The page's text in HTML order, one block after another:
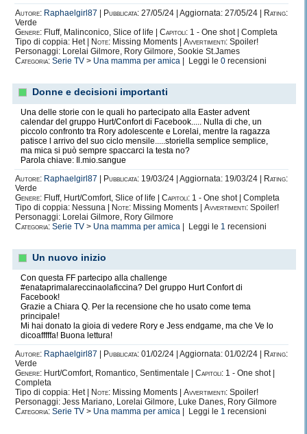
Autore: Raphaelgirl87 Pubblicata: 27/05/24 | Aggiornata: 27/05/24 |
Rating:
Verde
Genere: Fluff, Malinconico, Slice of life | Capitoli: 1 - One shot | Completa
Tipo di coppia: Het |
Note: Missing Moments | Avvertimenti: Spoiler!
Personaggi: Lorelai Gilmore, Rory Gilmore, Sookie St.James
Categoria: Serie TV > Una mamma per amica | Leggi le 0 recensioni
Donne e decisioni importanti
Una delle storie con le quali ho partecipato alla Easter advent
calendar del gruppo Hurt/Confort di Facebook..... Nulla di che, un
piccolo confronto tra Rory adolescente e Lorelai, mentre la ragazza
patisce l arrivo del suo ciclo mensile.....storiella semplice semplice,
ma mica si può sempre spaccarci la testa no?
Parola chiave: Il.mio.sangue
Autore: Raphaelgirl87 Pubblicata: 19/03/24 | Aggiornata: 19/03/24 |
Rating:
Verde
Genere: Fluff, Hurt/Comfort, Slice of life | Capitoli: 1 - One shot | Completa
Tipo di coppia: Nessuna |
Note: Missing Moments | Avvertimenti: Spoiler!
Personaggi: Lorelai Gilmore, Rory Gilmore
Categoria: Serie TV > Una mamma per amica | Leggi le 1 recensioni
Un nuovo inizio
Con questa FF partecipo alla challenge
#enataprimalareccinaolaficcina? Del gruppo Hurt Confort di
Facebook!
Grazie a Chiara Q. Per la recensione che ho usato come tema
principale!
Mi hai donato la gioia di vedere Rory e Jess endgame, ma che Ve lo
dicoafffffa! Buona lettura!
Autore: Raphaelgirl87 Pubblicata: 01/02/24 | Aggiornata: 01/02/24 |
Rating:
Verde
Genere: Hurt/Comfort, Romantico, Sentimentale | Capitoli: 1 - One shot |
Completa
Tipo di coppia: Het |
Note: Missing Moments | Avvertimenti: Spoiler!
Personaggi: Jess Mariano, Lorelai Gilmore, Luke Danes, Rory Gilmore
Categoria: Serie TV > Una mamma per amica | Leggi le 1 recensioni